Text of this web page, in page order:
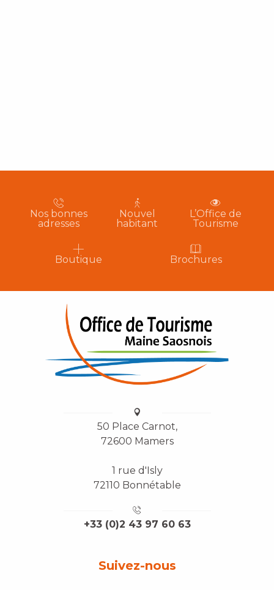
Nos bonnes
adresses
Nouvel
habitant
L’Office de
Tourisme
Boutique Brochures
50 Place Carnot,
72600 Mamers
1 rue d'Isly
72110 Bonnétable
+33 (0)2 43 97 60 63
Suivez-nous